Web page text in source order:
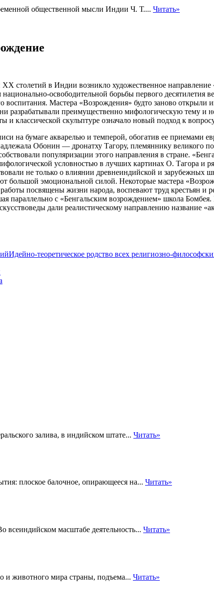
общественной мысли Индии Ч. Т.... Читать»
столетий в Индии возникло художественное направление
освободительной борьбы первого десятилетия
Мастера «Возрождения» будто заново открыли
разрабатывали преимущественно мифологическую тему и
скульптуре означало новый подход к вопросу
на бумаге акварелью и темперой, обогатив ее приемами
Обонин — дронатху Тагору, племяннику великого
популяризации этого направления в стране.
условностью в лучших картинах О. Тагора и
не только о влиянии древнеиндийской и
эмоциональной силой. Некоторые мастера
посвящены жизни народа, воспевают труд крестьян и
параллельно с «Бенгальским возрождением» школа
дали реалистическому направлению название
Идейно-теоретическое родство всех религиозно-
залива, в индийском штате... Читать»
плоское балочное, опирающееся на... Читать»
всеиндийском масштабе деятельность... Читать»
и животного мира страны, подъема... Читать»